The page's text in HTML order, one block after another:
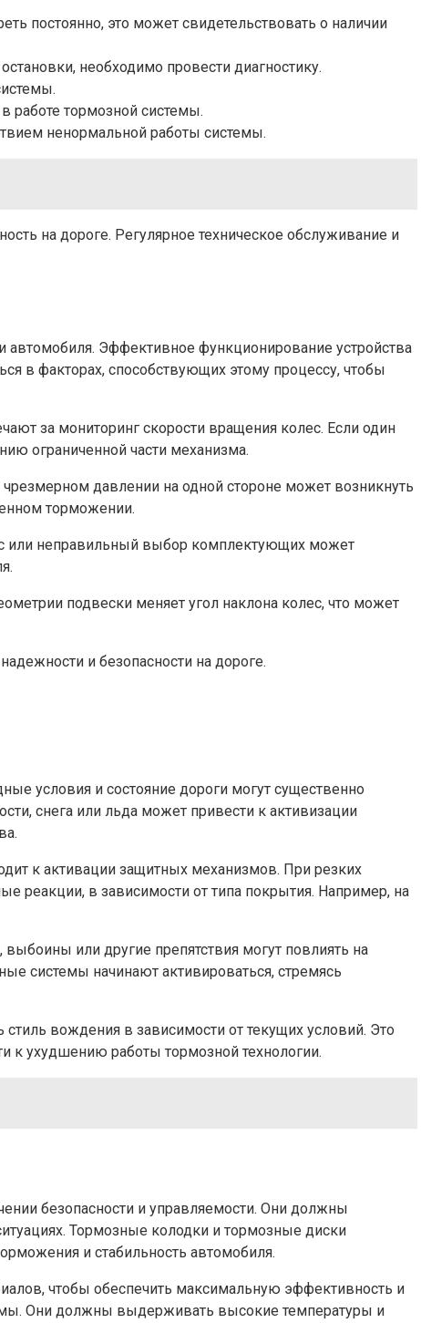
постоянно, это может свидетельствовать о наличии
необходимо провести диагностику.
работе тормозной системы.
ненормальной работы системы.
на дороге. Регулярное техническое обслуживание и
автомобиля. Эффективное функционирование устройства
в факторах, способствующих этому процессу, чтобы
за мониторинг скорости вращения колес. Если один
ограниченной части механизма.
давлении на одной стороне может возникнуть
торможении.
или неправильный выбор комплектующих может
подвески меняет угол наклона колес, что может
и безопасности на дороге.
условия и состояние дороги могут существенно
снега или льда может привести к активизации
к активации защитных механизмов. При резких
реакции, в зависимости от типа покрытия. Например, на
или другие препятствия могут повлиять на
системы начинают активироваться, стремясь
вождения в зависимости от текущих условий. Это
к ухудшению работы тормозной технологии.
безопасности и управляемости. Они должны
Тормозные колодки и тормозные диски
и стабильность автомобиля.
чтобы обеспечить максимальную эффективность и
Они должны выдерживать высокие температуры и